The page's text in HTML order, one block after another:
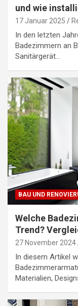
und wie
17 Januar 2025
In den letzten
Badezimmern an
Sanitärgerät…
BAU UND
Welche
Trend?
27 November 2024
In diesem Artikel
Materialien,